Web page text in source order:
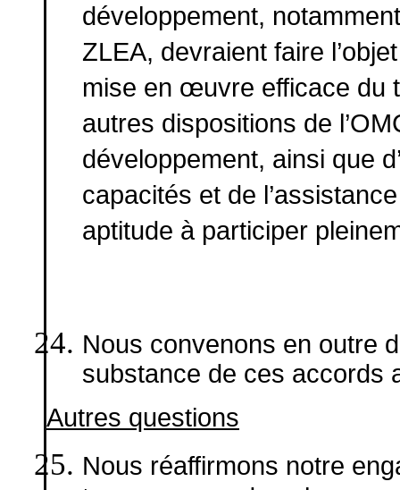
développement,
ZLEA, devraient faire
mise en œuvre efficace du
autres dispositions de
développement, ainsi que
capacités et de
aptitude à participer
Nous convenons en outre
substance de ces accords
Autres questions
Nous réaffirmons notre